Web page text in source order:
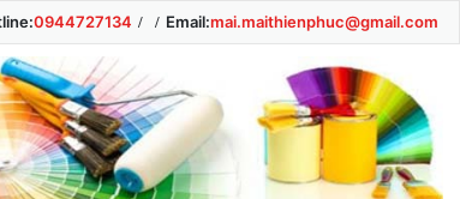
0944727134 Email:mai.maithienphuc@gmail.com